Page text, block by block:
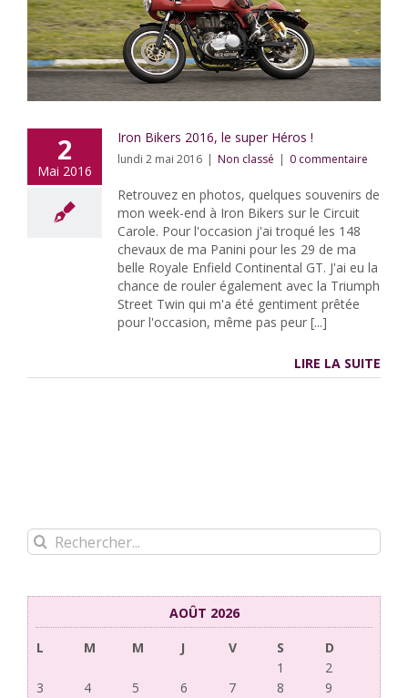
2
Mai 2016
Iron Bikers 2016, le super Héros !
lundi 2 mai 2016 | Non classé | 0 commentaire
Retrouvez en photos, quelques souvenirs de
mon week-end à Iron Bikers sur le Circuit
Carole. Pour l'occasion j'ai troqué les 148
chevaux de ma Panini pour les 29 de ma
belle Royale Enfield Continental GT. J'ai eu la
chance de rouler également avec la Triumph
Street Twin qui m'a été gentiment prêtée
pour l'occasion, même pas peur [...]
LIRE LA SUITE
Rechercher:
AOÛT 2026
L
M M J V S
D
1
2
3
4 5 6 7 8 9